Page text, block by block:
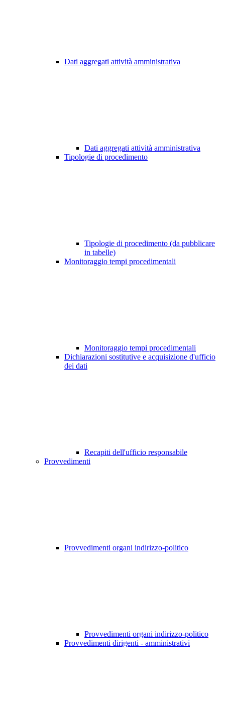
Dati aggregati attività amministrativa
Dati aggregati attività amministrativa
Tipologie di procedimento
Tipologie di procedimento (da pubblicare
in tabelle)
Monitoraggio tempi procedimentali
Monitoraggio tempi procedimentali
Dichiarazioni sostitutive e acquisizione d'ufficio
dei dati
Recapiti dell'ufficio responsabile
Provvedimenti
Provvedimenti organi indirizzo-politico
Provvedimenti organi indirizzo-politico
Provvedimenti dirigenti - amministrativi